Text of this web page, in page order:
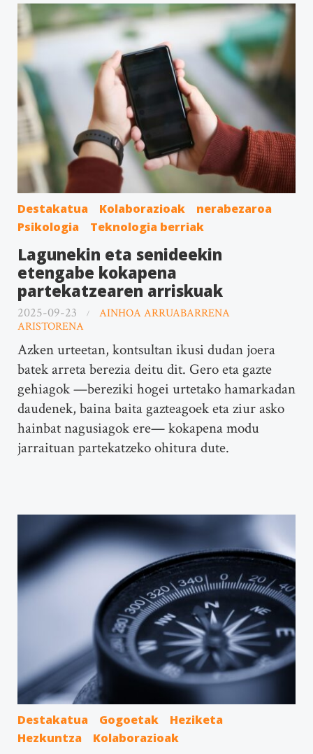
Destakatua Kolaborazioak
nerabezaroa
Psikologia
Teknologia berriak
Lagunekin eta senideekin
etengabe kokapena
partekatzearen arriskuak
2025-09-23
AINHOA ARRUABARRENA
ARISTORENA
Azken urteetan, kontsultan ikusi dudan joera
batek arreta berezia deitu dit. Gero eta gazte
gehiagok —bereziki hogei urtetako hamarkadan
daudenek, baina baita gazteagoek eta ziur asko
hainbat nagusiagok ere— kokapena modu
jarraituan partekatzeko ohitura dute.
Destakatua Gogoetak
Heziketa
Hezkuntza
Kolaborazioak